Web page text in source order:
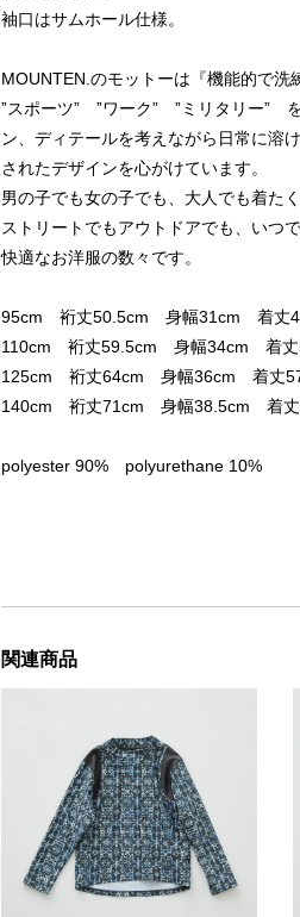
袖口はサムホール仕様。
MOUNTEN.のモットーは『機能的で洗
”スポーツ” ”ワーク” ”ミリタリー”
ン、ディテールを考えながら日常に溶
されたデザインを心がけています。
男の子でも女の子でも、大人でも着たく
ストリートでもアウトドアでも、いつ
快適なお洋服の数々です。
95cm 裄丈50.5cm 身幅31cm 着丈
110cm 裄丈59.5cm 身幅34cm 着丈
125cm 裄丈64cm 身幅36cm 着丈
140cm 裄丈71cm 身幅38.5cm 着丈
polyester 90% polyurethane 10%
関連商品